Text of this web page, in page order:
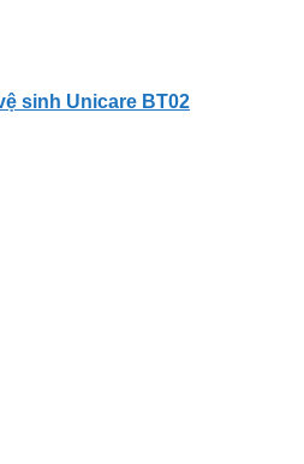
sinh Unicare BT02